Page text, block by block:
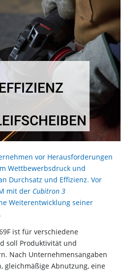
vor Herausforderungen
Wettbewerbsdruck und
Durchsatz und Effizienz. Vor
mit der Cubitron 3
Weiterentwicklung seiner
ist für verschiedene
soll Produktivität und
Nach Unternehmensangaben
gleichmäßige Abnutzung, eine